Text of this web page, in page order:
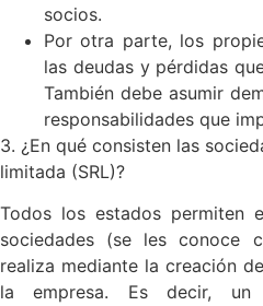
socios.
Por otra parte, los
las deudas y pérdidas
También debe asumir
responsabilidades que
3. ¿En qué consisten las
limitada (SRL)?
Todos los estados permiten
sociedades (se les conoce
realiza mediante la creación
la empresa. Es decir,